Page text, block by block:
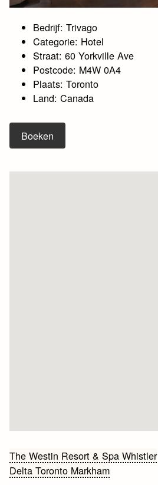
Bedrijf: Trivago
Categorie: Hotel
Straat: 60 Yorkville Ave
Postcode: M4W 0A4
Plaats: Toronto
Land: Canada
Boeken
Bericht
navigatie
The Westin Resort & Spa Whistler
Delta Toronto Markham